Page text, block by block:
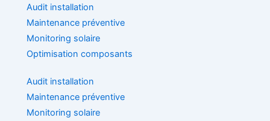
Audit installation
Maintenance préventive
Monitoring solaire
Optimisation composants
Audit installation
Maintenance préventive
Monitoring solaire